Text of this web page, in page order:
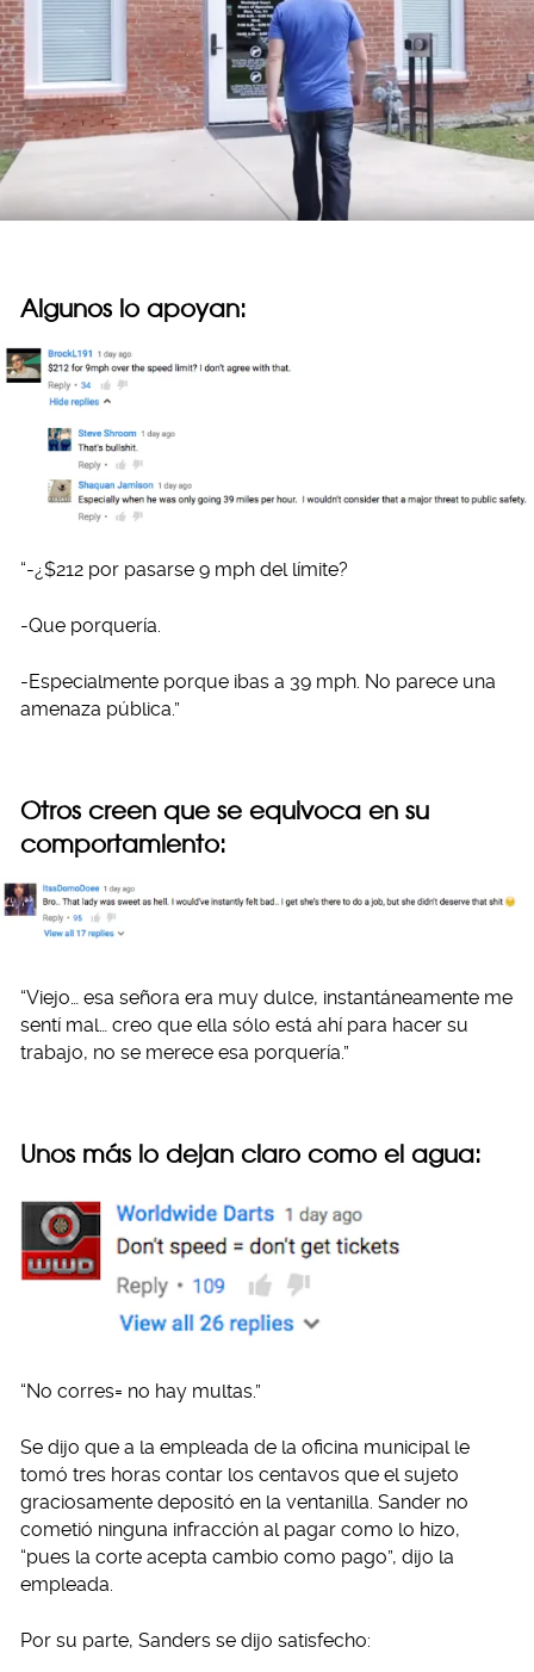
Algunos lo apoyan:
“-¿$212 por pasarse 9 mph del límite?
-Que porquería.
-Especialmente porque ibas a 39 mph. No parece una
amenaza pública.”
Otros creen que se equivoca en su
comportamiento:
“Viejo… esa señora era muy dulce, instantáneamente me
sentí mal… creo que ella sólo está ahí para hacer su
trabajo, no se merece esa porquería.”
Unos más lo dejan claro como el agua:
“No corres= no hay multas.”
Se dijo que a la empleada de la oficina municipal le
tomó tres horas contar los centavos que el sujeto
graciosamente depositó en la ventanilla. Sander no
cometió ninguna infracción al pagar como lo hizo,
“pues la corte acepta cambio como pago”, dijo la
empleada.
Por su parte, Sanders se dijo satisfecho: